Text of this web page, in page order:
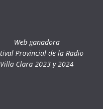
Web ganadora
Provincial de la Radio
Villa Clara 2023 y 2024